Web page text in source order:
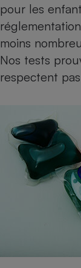
pour les
moins
Nos tests
respectent